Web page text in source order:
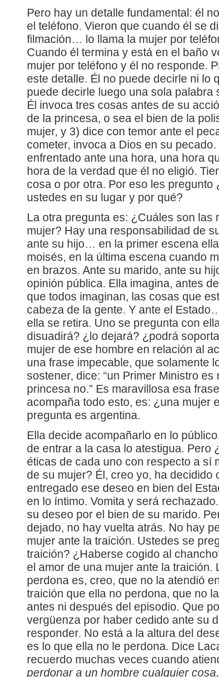
Pero hay un detalle fundamental: él
el teléfono. Vieron que cuando él se
filmación… lo llama la mujer por
Cuando él termina y está en el baño
mujer por teléfono y él no responde.
este detalle. Él no puede decirle ni lo
puede decirle luego una sola palabra
Él invoca tres cosas antes de su
de la princesa, o sea el bien de la
mujer, y 3) dice con temor ante el
cometer, invoca a Dios en su
enfrentado ante una hora, una hora
hora de la verdad que él no eligió.
cosa o por otra. Por eso les pregunto
ustedes en su lugar y por qué?
La otra pregunta es: ¿Cuáles son las
mujer? Hay una responsabilidad de
ante su hijo… en la primer escena
moisés, en la última escena cuando
en brazos. Ante su marido, ante su
opinión pública. Ella imagina, antes
que todos imaginan, las cosas que
cabeza de la gente. Y ante el
ella se retira. Uno se pregunta con
disuadirá? ¿lo dejará? ¿podrá
mujer de ese hombre en relación al
una frase impecable, que solamente
sostener, dice: “un Primer Ministro
princesa no.” Es maravillosa esa
acompaña todo esto, es: ¿una mujer
pregunta es argentina.
Ella decide acompañarlo en lo
de entrar a la casa lo atestigua. Pero
éticas de cada uno con respecto a sí
de su mujer? Él, creo yo, ha decidido
entregado ese deseo en bien del
en lo íntimo. Vomita y será
su deseo por el bien de su marido.
dejado, no hay vuelta atrás. No hay
mujer ante la traición. Ustedes se
traición? ¿Haberse cogido al
el amor de una mujer ante la traición.
perdona es, creo, que no la atendió
traición que ella no perdona, que no
antes ni después del episodio. Que
vergüenza por haber cedido ante su
responder. No está a la altura del
es lo que ella no le perdona. Dice
recuerdo muchas veces cuando
perdonar a un hombre cualquier